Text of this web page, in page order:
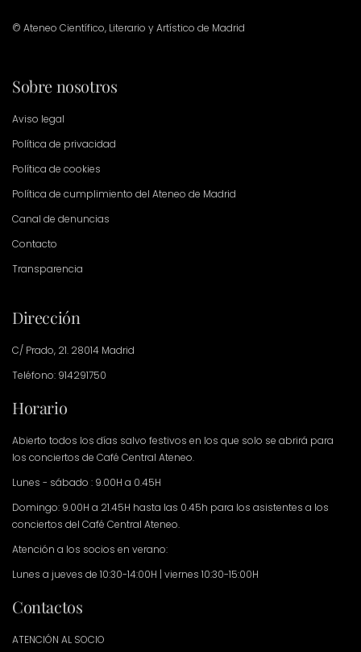
© Ateneo Científico, Literario y Artístico de Madrid
Sobre nosotros
Aviso legal
Política de privacidad
Política de cookies
Política de cumplimiento del Ateneo de Madrid
Canal de denuncias
Contacto
Transparencia
Dirección
C/ Prado, 21. 28014 Madrid
Teléfono: 914291750
Horario
Abierto todos los días salvo festivos en los que solo se abrirá para
los conciertos de Café Central Ateneo.
Lunes - sábado : 9.00H a 0.45H
Domingo: 9.00H a 21.45H hasta las 0.45h para los asistentes a los
conciertos del Café Central Ateneo.
Atención a los socios en verano:
Lunes a jueves de 10:30-14:00H | viernes 10:30-15:00H
Contactos
ATENCIÓN AL SOCIO